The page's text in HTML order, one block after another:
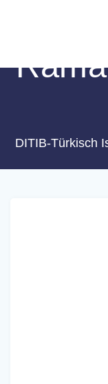
DITIB-Türkisch